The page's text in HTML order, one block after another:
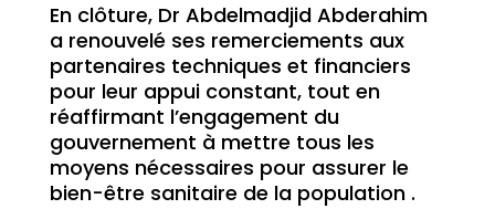
En clôture, Dr Abdelmadjid Abderahim
a renouvelé ses remerciements aux
partenaires techniques et financiers
pour leur appui constant, tout en
réaffirmant l’engagement du
gouvernement à mettre tous les
moyens nécessaires pour assurer le
bien-être sanitaire de la population .